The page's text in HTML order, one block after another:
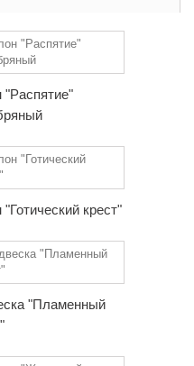
"Распятие"
"Готический крест"
"Пламенный